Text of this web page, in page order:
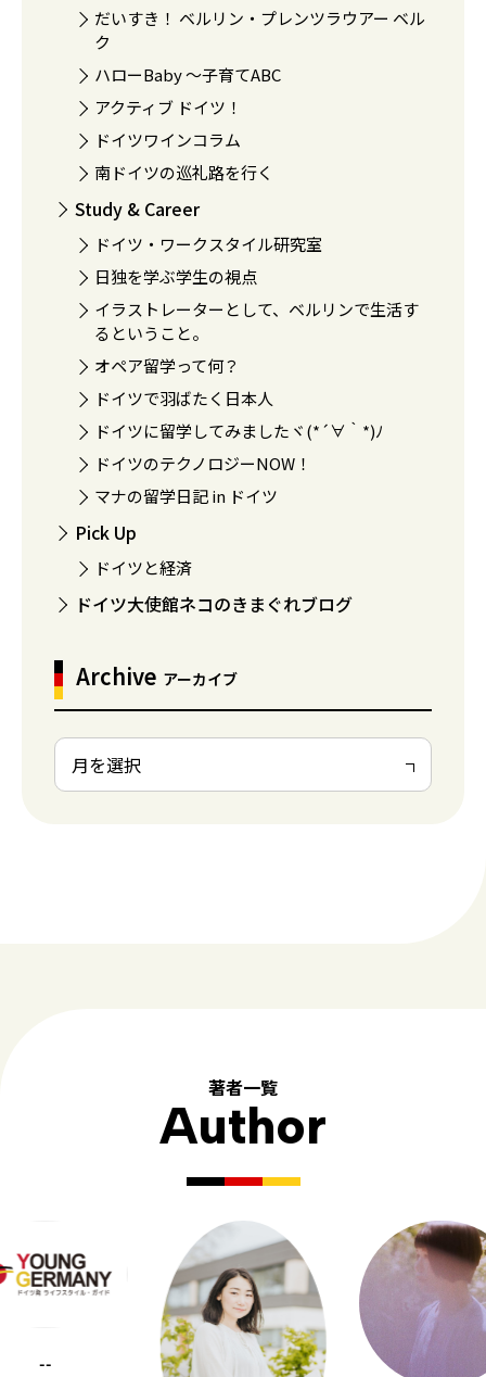
だいすき！ ベルリン・プレンツラウアー ベル
ク
ハローBaby 〜子育てABC
アクティブ ドイツ！
ドイツワインコラム
南ドイツの巡礼路を行く
Study & Career
ドイツ・ワークスタイル研究室
日独を学ぶ学生の視点
イラストレーターとして、ベルリンで生活す
るということ。
オペア留学って何？
ドイツで羽ばたく日本人
ドイツに留学してみましたヾ(*´∀｀*)ﾉ
ドイツのテクノロジーNOW！
マナの留学日記 in ドイツ
Pick Up
ドイツと経済
ドイツ大使館ネコのきまぐれブログ
Archive アーカイブ
著者一覧
Author
--